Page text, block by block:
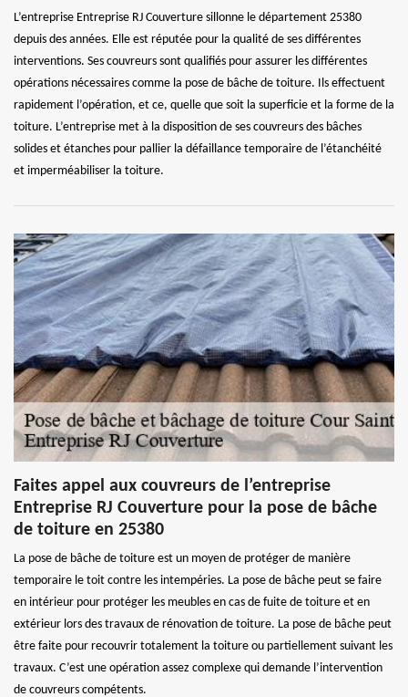
L’entreprise Entreprise RJ Couverture sillonne le département 25380
depuis des années. Elle est réputée pour la qualité de ses différentes
interventions. Ses couvreurs sont qualifiés pour assurer les différentes
opérations nécessaires comme la pose de bâche de toiture. Ils effectuent
rapidement l’opération, et ce, quelle que soit la superficie et la forme de la
toiture. L’entreprise met à la disposition de ses couvreurs des bâches
solides et étanches pour pallier la défaillance temporaire de l’étanchéité
et imperméabiliser la toiture.
Faites appel aux couvreurs de l’entreprise
Entreprise RJ Couverture pour la pose de bâche
de toiture en 25380
La pose de bâche de toiture est un moyen de protéger de manière
temporaire le toit contre les intempéries. La pose de bâche peut se faire
en intérieur pour protéger les meubles en cas de fuite de toiture et en
extérieur lors des travaux de rénovation de toiture. La pose de bâche peut
être faite pour recouvrir totalement la toiture ou partiellement suivant les
travaux. C’est une opération assez complexe qui demande l’intervention
de couvreurs compétents.